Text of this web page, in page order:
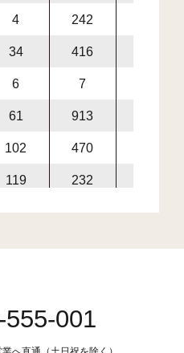
4 242
34 416
6 7
61 913
102 470
119 232
25 359 470
154 252
555-001